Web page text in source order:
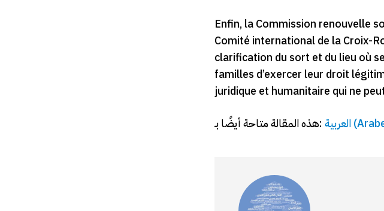
Enfin, la Commission renouvelle
Comité international de la Croix-
clarification du sort et du lieu où
familles d’exercer leur droit
juridique et humanitaire qui ne
هذه المقالة متاحة أيضًا بـ: العربية(